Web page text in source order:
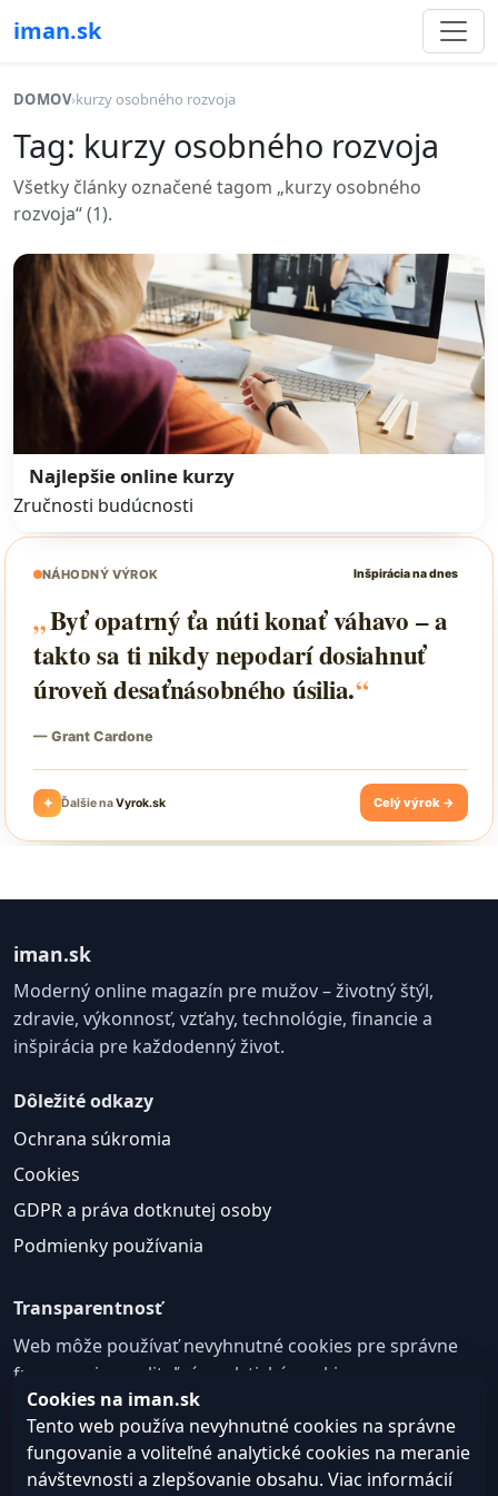
iman.sk
DOMOV›kurzy osobného rozvoja
Tag: kurzy osobného rozvoja
Všetky články označené tagom „kurzy osobného
rozvoja“ (1).
Najlepšie online kurzy
Zručnosti budúcnosti
iman.sk
Moderný online magazín pre mužov – životný štýl,
zdravie, výkonnosť, vzťahy, technológie, financie a
inšpirácia pre každodenný život.
Dôležité odkazy
Ochrana súkromia
Cookies
GDPR a práva dotknutej osoby
Podmienky používania
Transparentnosť
Web môže používať nevyhnutné cookies pre správne
fungovanie a voliteľné analytické cookies na
zlepšovanie obsahu a používateľskej skúsenosti.
Nastavenie cookies
Cookies na iman.sk
Tento web používa nevyhnutné cookies na správne
fungovanie a voliteľné analytické cookies na meranie
návštevnosti a zlepšovanie obsahu. Viac informácií